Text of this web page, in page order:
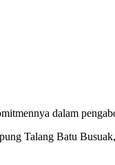
dalam
Talang Batu